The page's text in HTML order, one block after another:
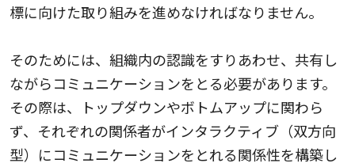
標に向けた取り組みを進めなければなりません。
そのためには、組織内の認識をすりあわせ、共有し
ながらコミュニケーションをとる必要があります。
その際は、トップダウンやボトムアップに関わら
ず、それぞれの関係者がインタラクティブ（双方向
型）にコミュニケーションをとれる関係性を構築し